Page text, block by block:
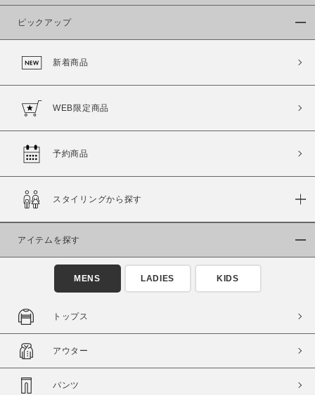
価格
商品タイプ
通常商品
在庫
在庫あり 在庫なし含む
ピックアップ
新着商品
WEB限定商品
予約商品
スタイリングから探す
アイテムを探す
MENS LADIES KIDS
トップス
アウター
パンツ